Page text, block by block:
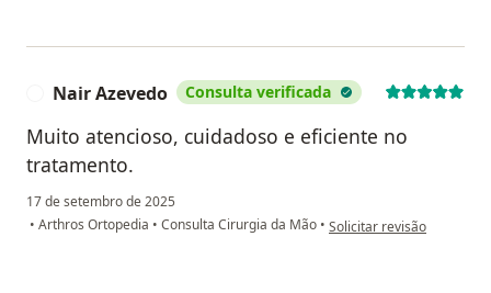
Nair Azevedo Consulta verificada
Muito atencioso, cuidadoso e eficiente no
tratamento.
17 de setembro de 2025
• Arthros Ortopedia • Consulta Cirurgia da Mão • na opinião do utilizador
Solicitar revisão